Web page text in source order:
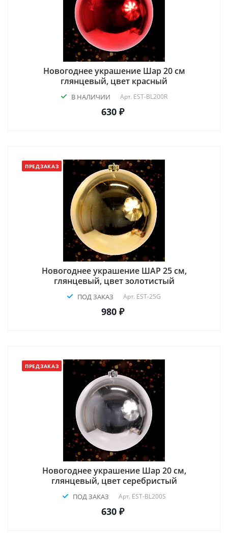
Новогоднее украшение Шар 20 см
глянцевый, цвет красный
В НАЛИЧИИ Арт. EST-BL200R
630 ₽
ПРЕДЗАКАЗ
Новогоднее украшение ШАР 25 см,
глянцевый, цвет золотистый
ПОД ЗАКАЗ Арт. EST-25G
980 ₽
ПРЕДЗАКАЗ
Новогоднее украшение Шар 20 см,
глянцевый, цвет серебристый
ПОД ЗАКАЗ Арт. EST-BL200S
630 ₽